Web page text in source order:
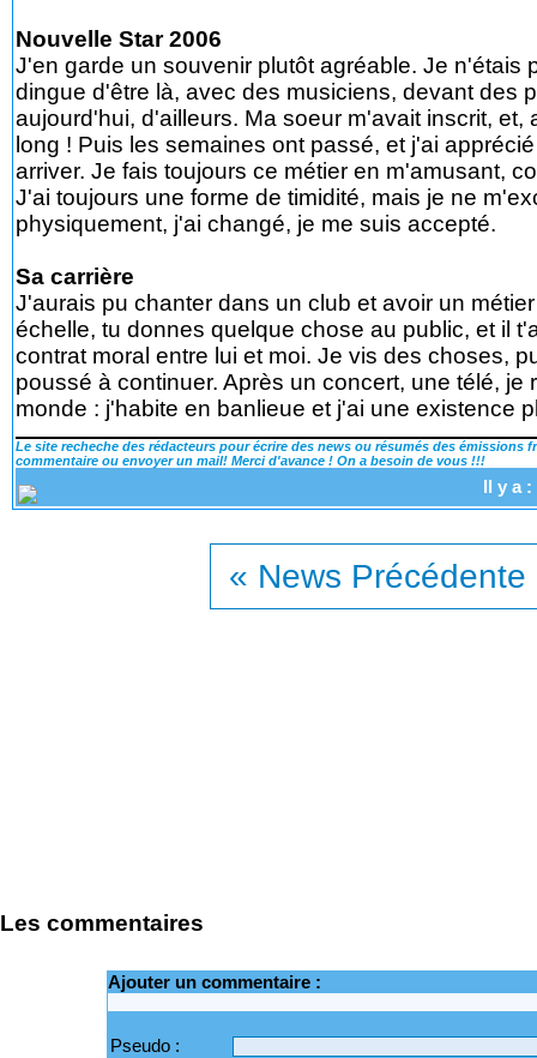
Nouvelle Star 2006
J'en garde un souvenir plutôt agréable. Je n'étais
dingue d'être là, avec des musiciens, devant des
aujourd'hui, d'ailleurs. Ma soeur m'avait inscrit,
long ! Puis les semaines ont passé, et j'ai
arriver. Je fais toujours ce métier en m'amusant,
J'ai toujours une forme de timidité, mais je ne
physiquement, j'ai changé, je me suis accepté.
Sa carrière
J'aurais pu chanter dans un club et avoir un
échelle, tu donnes quelque chose au public, et il
contrat moral entre lui et moi. Je vis des choses,
poussé à continuer. Après un concert, une télé,
monde : j'habite en banlieue et j'ai une existence
Le site recheche des rédacteurs pour écrire des news ou résumés des
commentaire ou envoyer un mail! Merci d'avance ! On a besoin de vous !!!
Il y a
« News Précédente
Les commentaires
Ajouter un commentaire :
Pseudo :